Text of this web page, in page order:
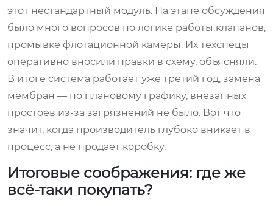
этот нестандартный модуль. На этапе обсуждения
было много вопросов по логике работы клапанов,
промывке флотационной камеры. Их техспецы
оперативно вносили правки в схему, объясняли.
В итоге система работает уже третий год, замена
мембран — по плановому графику, внезапных
простоев из-за загрязнений не было. Вот что
значит, когда производитель глубоко вникает в
процесс, а не продаёт коробку.
Итоговые соображения: где же
всё-таки покупать?